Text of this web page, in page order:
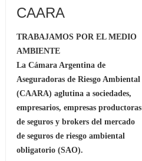
CAARA
TRABAJAMOS POR EL MEDIO
AMBIENTE
La Cámara Argentina de
Aseguradoras de Riesgo Ambiental
(CAARA) aglutina a sociedades,
empresarios, empresas productoras
de seguros y brokers del mercado
de seguros de riesgo ambiental
obligatorio (SAO).